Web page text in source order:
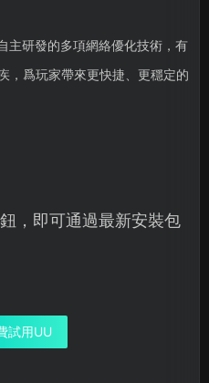
主研發的多項網絡優化技術，有
，爲玩家帶來更快捷、更穩定的
，即可通過最新安裝包
試用UU